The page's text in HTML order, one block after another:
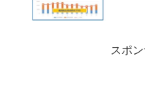
スポ